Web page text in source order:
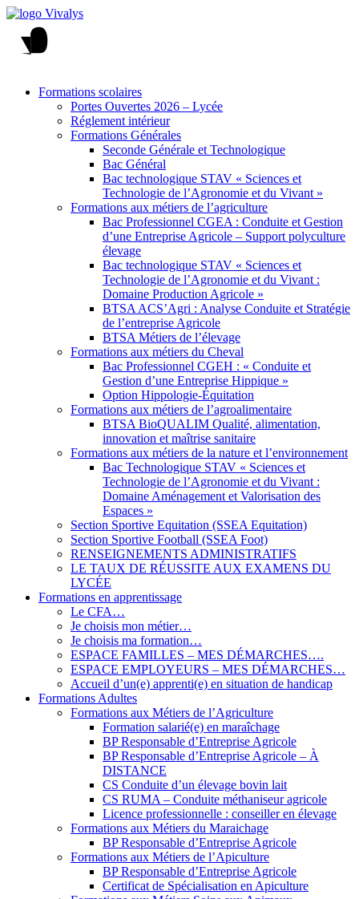
Formations scolaires
Portes Ouvertes 2026 – Lycée
Réglement intérieur
Formations Générales
Seconde Générale et Technologique
Bac Général
Bac technologique STAV « Sciences et
Technologie de l’Agronomie et du Vivant »
Formations aux métiers de l’agriculture
Bac Professionnel CGEA : Conduite et Gestion
d’une Entreprise Agricole – Support polyculture
élevage
Bac technologique STAV « Sciences et
Technologie de l’Agronomie et du Vivant :
Domaine Production Agricole »
BTSA ACS’Agri : Analyse Conduite et Stratégie
de l’entreprise Agricole
BTSA Métiers de l’élevage
Formations aux métiers du Cheval
Bac Professionnel CGEH : « Conduite et
Gestion d’une Entreprise Hippique »
Option Hippologie-Équitation
Formations aux métiers de l’agroalimentaire
BTSA BioQUALIM Qualité, alimentation,
innovation et maîtrise sanitaire
Formations aux métiers de la nature et l’environnement
Bac Technologique STAV « Sciences et
Technologie de l’Agronomie et du Vivant :
Domaine Aménagement et Valorisation des
Espaces »
Section Sportive Equitation (SSEA Equitation)
Section Sportive Football (SSEA Foot)
RENSEIGNEMENTS ADMINISTRATIFS
LE TAUX DE RÉUSSITE AUX EXAMENS DU
LYCÉE
Formations en apprentissage
Le CFA…
Je choisis mon métier…
Je choisis ma formation…
ESPACE FAMILLES – MES DÉMARCHES….
ESPACE EMPLOYEURS – MES DÉMARCHES…
Accueil d’un(e) apprenti(e) en situation de handicap
Formations Adultes
Formations aux Métiers de l’Agriculture
Formation salarié(e) en maraîchage
BP Responsable d’Entreprise Agricole
BP Responsable d’Entreprise Agricole – À
DISTANCE
CS Conduite d’un élevage bovin lait
CS RUMA – Conduite méthaniseur agricole
Licence professionnelle : conseiller en élevage
Formations aux Métiers du Maraichage
BP Responsable d’Entreprise Agricole
Formations aux Métiers de l’Apiculture
BP Responsable d’Entreprise Agricole
Certificat de Spécialisation en Apiculture